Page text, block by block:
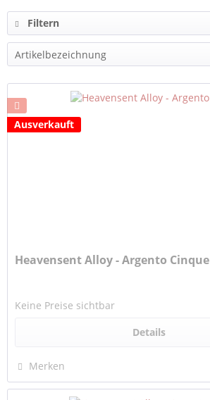
Filtern
Ausverkauft
Heavensent Alloy - Argento Cinque
Keine Preise sichtbar
Details
Merken